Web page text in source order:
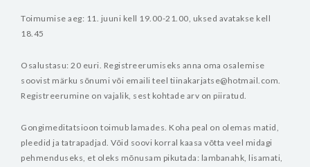
Toimumise aeg: 11. juuni kell 19.00-21.00, uksed avatakse kell
18.45
Osalustasu: 20 euri. Registreerumiseks anna oma osalemise
soovist märku sõnumi või emaili teel tiinakarjatse@hotmail.com.
Registreerumine on vajalik, sest kohtade arv on piiratud.
Gongimeditatsioon toimub lamades. Koha peal on olemas matid,
pleedid ja tatrapadjad. Võid soovi korral kaasa võtta veel midagi
pehmenduseks, et oleks mõnusam pikutada: lambanahk, lisamati,